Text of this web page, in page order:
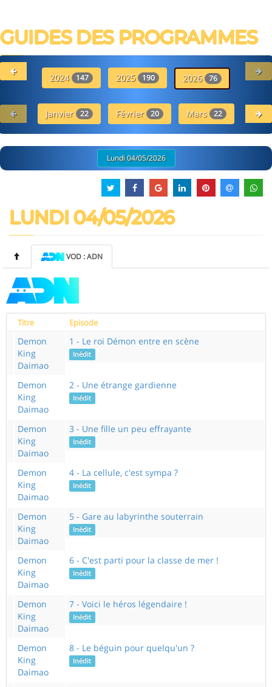
GUIDES DES PROGRAMMES
2024 147 2025 190 2026 76
Janvier 22 Février 20 Mars 22
Lundi 04/05/2026
LUNDI 04/05/2026
VOD : ADN
Titre Episode
Demon
King
Daimao
1 - Le roi Démon entre en scène
Inédit
Demon
King
Daimao
2 - Une étrange gardienne
Inédit
Demon
King
Daimao
3 - Une fille un peu effrayante
Inédit
Demon
King
Daimao
4 - La cellule, c'est sympa ?
Inédit
Demon
King
Daimao
5 - Gare au labyrinthe souterrain
Inédit
Demon
King
Daimao
6 - C'est parti pour la classe de mer !
Inédit
Demon
King
Daimao
7 - Voici le héros légendaire !
Inédit
Demon
King
Daimao
8 - Le béguin pour quelqu'un ?
Inédit